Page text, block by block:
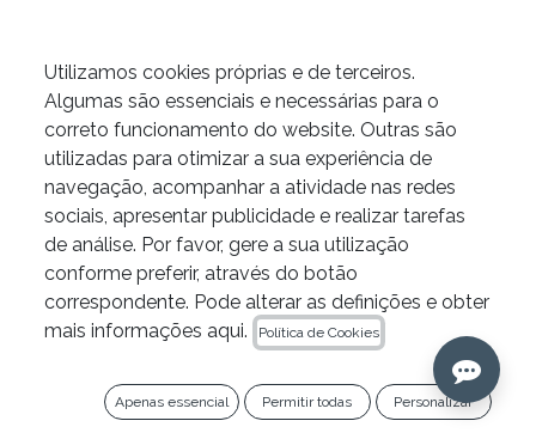
Sonda Periodontal JETip
JPP da B&L
Oferta 3+1 em instrumentos JETip
Adiciona 4 unidades ao teu carrinho e 1
unidade (a de menor valor) será gratuita.
Utilizamos cookies próprias e de terceiros.
Algumas são essenciais e necessárias para o
correto funcionamento do website. Outras são
utilizadas para otimizar a sua experiência de
navegação, acompanhar a atividade nas redes
sociais, apresentar publicidade e realizar tarefas
de análise. Por favor, gere a sua utilização
conforme preferir, através do botão
correspondente. Pode alterar as definições e obter
mais informações aqui.
Política de Cookies
Apenas essencial Permitir todas Personalizar